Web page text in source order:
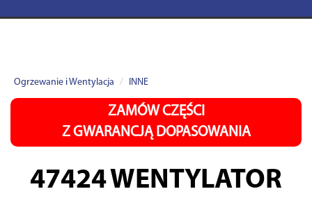
Ogrzewanie i Wentylacja INNE
ZAMÓW CZĘŚCI
Z GWARANCJĄ DOPASOWANIA
47424WENTYLATOR